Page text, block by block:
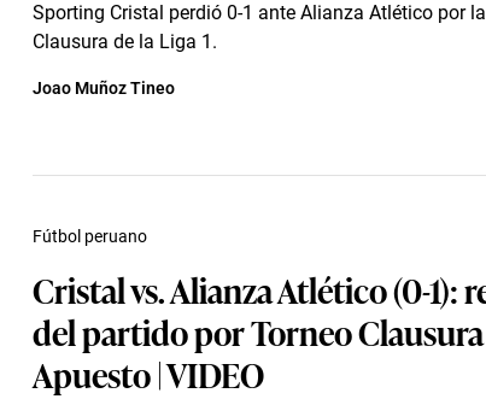
Sporting Cristal perdió 0-1 ante Alianza Atlético por
Clausura de la Liga 1.
Joao Muñoz Tineo
Cristal vs. Alianza Atlético (0-1):
del partido por Torneo Clausura
Apuesto | VIDEO
Fútbol peruano